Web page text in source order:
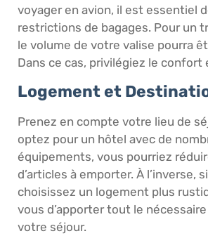
voyager en avion, il est essentiel
restrictions de bagages. Pour un
le volume de votre valise pourra
Dans ce cas, privilégiez le confort
Logement et
Prenez en compte votre lieu de
optez pour un hôtel avec de
équipements, vous pourriez
d’articles à emporter. À l’inverse,
choisissez un logement plus
vous d’apporter tout le
votre séjour.